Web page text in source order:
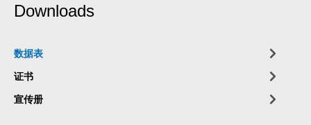
Downloads
数据表
证书
宣传册